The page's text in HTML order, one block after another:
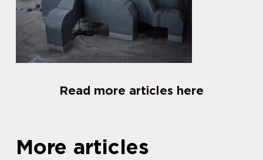
Read more articles here
More articles